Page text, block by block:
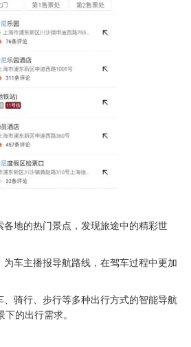
地的热门景点，发现旅途中的精彩世
车主播报导航路线，在驾车过程中更加
骑行、步行等多种出行方式的智能导航
的出行需求。